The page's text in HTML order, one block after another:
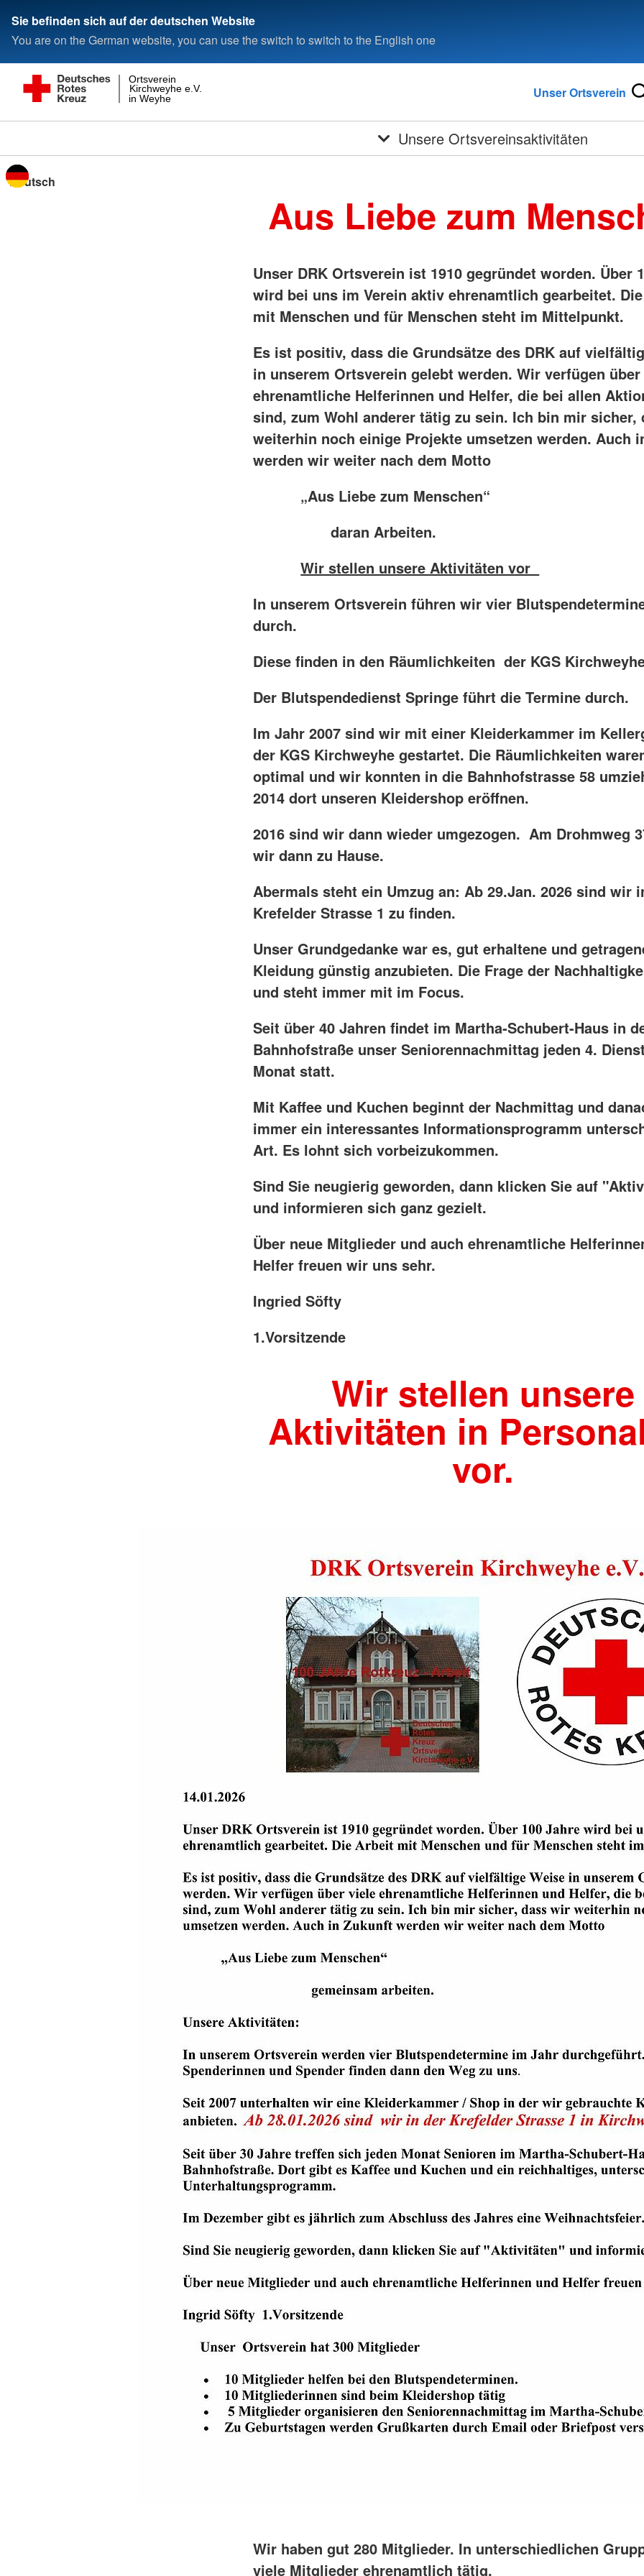
Sie befinden sich auf der deutschen Website
You are on the German website, you can use the switch to switch to the English one
in Weyhe
Kirchweyhe e.V.
Ortsverein
Unser Ortsverein
Unsere Ortsvereinsaktivitäten
Sprache wechseln zu
Aus Liebe zum
Unser DRK Ortsverein ist 1910 gegründet worden. Über
wird bei uns im Verein aktiv ehrenamtlich gearbeitet.
mit Menschen und für Menschen steht im Mittelpunkt.
Es ist positiv, dass die Grundsätze des DRK auf
in unserem Ortsverein gelebt werden. Wir verfügen
ehrenamtliche Helferinnen und Helfer, die bei allen
sind, zum Wohl anderer tätig zu sein. Ich bin mir sicher,
weiterhin noch einige Projekte umsetzen werden. Auch
werden wir weiter nach dem Motto
„Aus Liebe zum Menschen“
daran Arbeiten.
Wir stellen unsere Aktivitäten vor
In unserem Ortsverein führen wir vier
durch.
Diese finden in den Räumlichkeiten der KGS
Der Blutspendedienst Springe führt die Termine durch.
Im Jahr 2007 sind wir mit einer Kleiderkammer im
der KGS Kirchweyhe gestartet. Die Räumlichkeiten
optimal und wir konnten in die Bahnhofstrasse 58
2014 dort unseren Kleidershop eröffnen.
2016 sind wir dann wieder umgezogen. Am Drohmweg
wir dann zu Hause.
Abermals steht ein Umzug an: Ab 29.Jan. 2026 sind wir
Krefelder Strasse 1 zu finden.
Unser Grundgedanke war es, gut erhaltene und
Kleidung günstig anzubieten. Die Frage der
und steht immer mit im Focus.
Seit über 40 Jahren findet im Martha-Schubert-Haus in
Bahnhofstraße unser Seniorennachmittag jeden 4.
Monat statt.
Mit Kaffee und Kuchen beginnt der Nachmittag und
immer ein interessantes Informationsprogramm
Art. Es lohnt sich vorbeizukommen.
Sind Sie neugierig geworden, dann klicken Sie auf
und informieren sich ganz gezielt.
Über neue Mitglieder und auch ehrenamtliche
Helfer freuen wir uns sehr.
Ingried Söfty
1.Vorsitzende
Wir stellen unsere
Aktivitäten in
vor.
Wir haben gut 280 Mitglieder. In unterschiedlichen
viele Mitglieder ehrenamtlich tätig.